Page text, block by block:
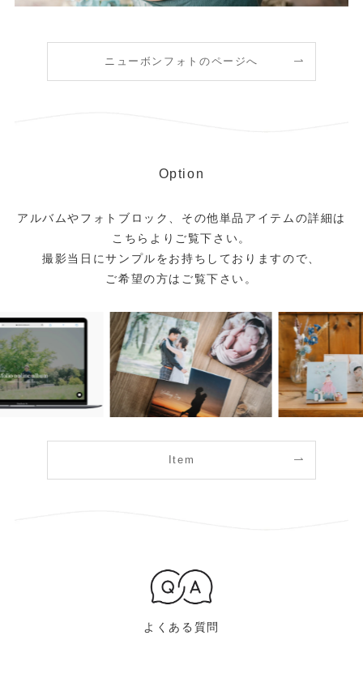
ニューボンフォトのページへ
Option
アルバムやフォトブロック、その他単品アイテムの詳細は
こちらよりご覧下さい。
撮影当日にサンプルをお持ちしておりますので、
ご希望の方はご覧下さい。
Item
よくある質問